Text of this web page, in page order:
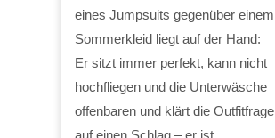
eines Jumpsuits gegenüber einem
Sommerkleid liegt auf der Hand:
Er sitzt immer perfekt, kann nicht
hochfliegen und die Unterwäsche
offenbaren und klärt die Outfitfrage